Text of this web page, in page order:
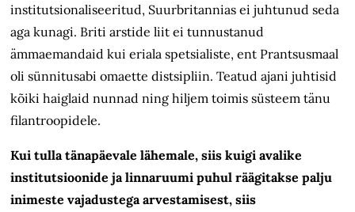
institutsionaliseeritud, Suurbritannias ei juhtunud seda
aga kunagi. Briti arstide liit ei tunnustanud
ämmaemandaid kui eriala spetsialiste, ent Prantsusmaal
oli sünnitusabi omaette distsipliin. Teatud ajani juhtisid
kõiki haiglaid nunnad ning hiljem toimis süsteem tänu
filantroopidele.
Kui tulla tänapäevale lähemale, siis kuigi avalike
institutsioonide ja linnaruumi puhul räägitakse palju
inimeste vajadustega arvestamisest, siis